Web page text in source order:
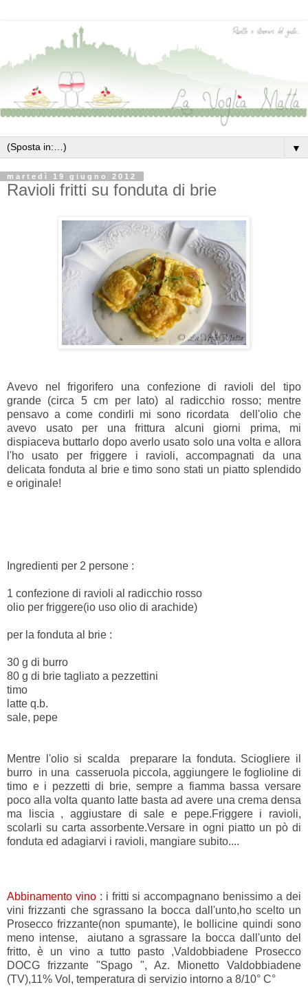
▼
martedì 19 giugno 2012
Ravioli fritti su fonduta di brie
Avevo nel frigorifero una confezione di ravioli del tipo
grande (circa 5 cm per lato) al radicchio rosso; mentre
pensavo a come condirli mi sono ricordata dell'olio che
avevo usato per una frittura alcuni giorni prima, mi
dispiaceva buttarlo dopo averlo usato solo una volta e allora
l'ho usato per friggere i ravioli, accompagnati da una
delicata fonduta al brie e timo sono stati un piatto splendido
e originale!
Ingredienti per 2 persone :
1 confezione di ravioli al radicchio rosso
olio per friggere(io uso olio di arachide)
per la fonduta al brie :
30 g di burro
80 g di brie tagliato a pezzettini
timo
latte q.b.
sale, pepe
Mentre l'olio si scalda preparare la fonduta. Sciogliere il
burro in una casseruola piccola, aggiungere le foglioline di
timo e i pezzetti di brie, sempre a fiamma bassa versare
poco alla volta quanto latte basta ad avere una crema densa
ma liscia , aggiustare di sale e pepe.Friggere i ravioli,
scolarli su carta assorbente.Versare in ogni piatto un pò di
fonduta ed adagiarvi i ravioli, mangiare subito....
Abbinamento vino : i fritti si accompagnano benissimo a dei
vini frizzanti che sgrassano la bocca dall'unto,ho scelto un
Prosecco frizzante(non spumante), le bollicine quindi sono
meno intense, aiutano a sgrassare la bocca dall'unto del
fritto, è un vino a tutto pasto ,Valdobbiadene Prosecco
DOCG frizzante "Spago ", Az. Mionetto Valdobbiadene
(TV),11% Vol, temperatura di servizio intorno a 8/10° C°